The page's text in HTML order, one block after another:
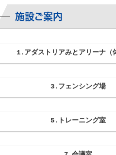
施設ご案内
1.アダストリアみとアリーナ（
3.フェンシング場
5.トレーニング室